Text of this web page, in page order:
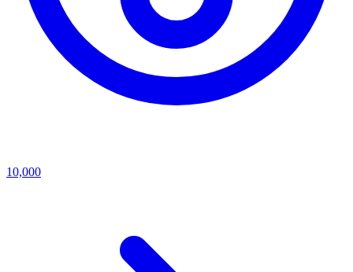
10,000